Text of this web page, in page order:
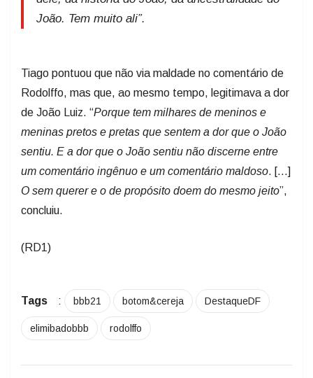
João. Tem muito ali”.
Tiago pontuou que não via maldade no comentário de
Rodolffo, mas que, ao mesmo tempo, legitimava a dor
de João Luiz. “Porque tem milhares de meninos e
meninas pretos e pretas que sentem a dor que o João
sentiu. E a dor que o João sentiu não discerne entre
um comentário ingênuo e um comentário maldoso. […]
O sem querer e o de propósito doem do mesmo jeito”,
concluiu.
(RD1)
Tags : bbb21 botom&cereja DestaqueDF
elimibadobbb rodolffo